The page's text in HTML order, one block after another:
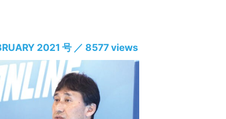
2021 号 ／ 8577 views